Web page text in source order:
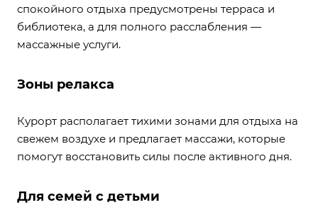
спокойного отдыха предусмотрены терраса и
библиотека, а для полного расслабления —
массажные услуги.
Зоны релакса
Курорт располагает тихими зонами для отдыха на
свежем воздухе и предлагает массажи, которые
помогут восстановить силы после активного дня.
Для семей с детьми